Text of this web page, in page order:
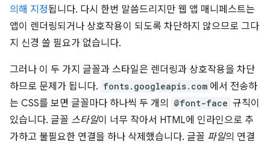
의해 지정됩니다. 다시 한번 말씀드리지만 웹 앱 매니페스트는
앱이 렌더링되거나 상호작용이 되도록 차단하지 않으므로 그다
지 신경 쓸 필요가 없습니다.
그러나 이 두 가지 글꼴과 스타일은 렌더링과 상호작용을 차단
하므로 문제가 됩니다. fonts.googleapis.com 에서 전송하
는 CSS를 보면 글꼴마다 하나씩 두 개의
@font-face 규칙이
있습니다. 글꼴 스타일이 너무 작아서 HTML에 인라인으로 추
가하고 불필요한 연결을 하나 삭제했습니다. 글꼴 파일의 연결